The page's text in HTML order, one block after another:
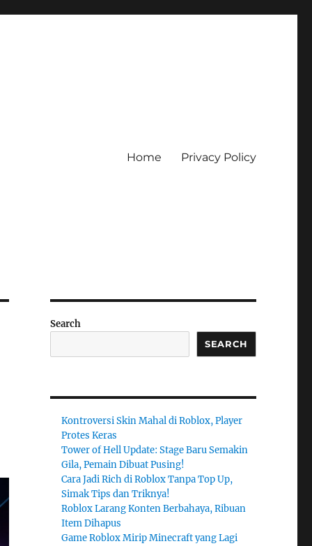
Home Privacy Policy
Search
SEARCH
Kontroversi Skin Mahal di Roblox, Player
Protes Keras
Tower of Hell Update: Stage Baru Semakin
Gila, Pemain Dibuat Pusing!
Cara Jadi Rich di Roblox Tanpa Top Up,
Simak Tips dan Triknya!
Roblox Larang Konten Berbahaya, Ribuan
Item Dihapus
Game Roblox Mirip Minecraft yang Lagi